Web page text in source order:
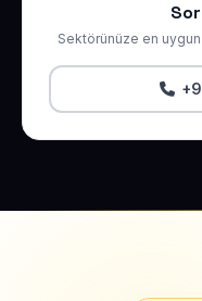
Sektörünüze en